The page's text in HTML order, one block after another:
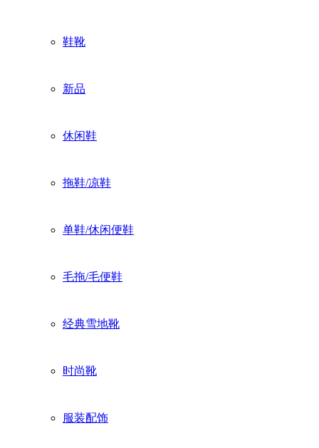
鞋靴
新品
休闲鞋
拖鞋/凉鞋
单鞋/休闲便鞋
毛拖/毛便鞋
经典雪地靴
时尚靴
服装配饰